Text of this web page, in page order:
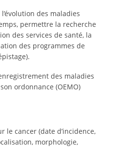
des maladies
permettre la recherche
des services de santé, la
des programmes de
des maladies
ordonnance (OEMO)
le cancer (date d’incidence,
morphologie,